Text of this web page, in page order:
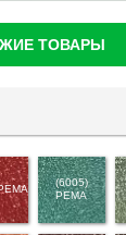
ТОВАРЫ
(6005)
PEMA